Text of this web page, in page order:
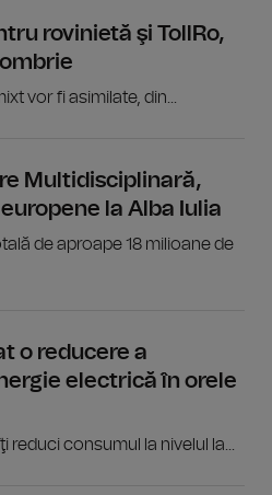
rovinietă şi TollRo,
vor fi asimilate, din...
Multidisciplinară,
la Alba Iulia
de aproape 18 milioane de
o reducere a
electrică în orele
reduci consumul la nivelul la...